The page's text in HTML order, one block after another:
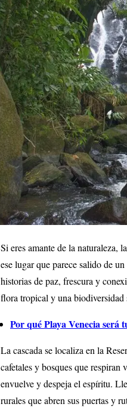
Si eres amante de la naturaleza,
ese lugar que parece salido de
historias de paz, frescura y
flora tropical y una biodiversidad
Por qué Playa Venecia será
La cascada se localiza en la
cafetales y bosques que
envuelve y despeja el espíritu.
rurales que abren sus puertas y